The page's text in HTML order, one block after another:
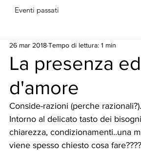
Eventi passati
La presenza
d'amore
26 mar 2018Tempo di lettura: 1 min
Conside-razioni (perche
Intorno al delicato tasto dei
chiarezza, condizionamenti..una
viene spesso chiesto cosa